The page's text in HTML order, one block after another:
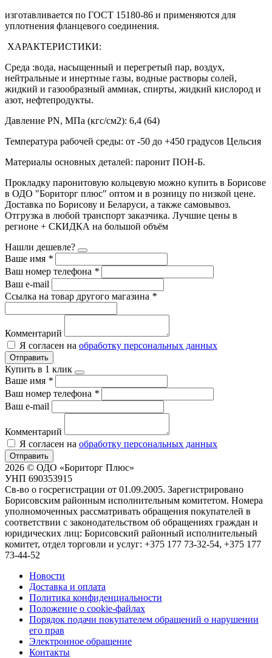
изготавливается по ГОСТ 15180-86 и применяются для
уплотнения фланцевого соединения.
ХАРАКТЕРИСТИКИ:
Среда :вода, насыщенный и перегретый пар, воздух,
нейтральные и инертные газы, водные растворы солей,
жидкий и газообразный аммиак, спирты, жидкий кислород и
азот, нефтепродукты.
Давление PN, МПа (кгс/см2): 6,4 (64)
Температура рабочей среды: от -50 до +450 градусов Цельсия
Материалы основных деталей: паронит ПОН-Б.
Прокладку паронитовую кольцевую можно купить в Борисове
в ОДО "Бориторг плюс" оптом и в розницу по низкой цене.
Доставка по Борисову и Беларуси, а также самовывоз.
Отгрузка в любой транспорт заказчика. Лучшие цены в
регионе + СКИДКА на большой объём
Нашли дешевле?
Ваше имя *
Ваш номер телефона *
Ваш e-mail
Ссылка на товар другого магазина *
Комментарий
Я согласен на обработку персональных данных
Отправить
Купить в 1 клик
Ваше имя *
Ваш номер телефона *
Ваш e-mail
Комментарий
Я согласен на обработку персональных данных
Отправить
2026 © ОДО «Бориторг Плюс»
УНП 690353915
Св-во о госрегистрации от 01.09.2005. Зарегистрировано
Борисовским районным исполнительным комитетом. Номера
уполномоченных рассматривать обращения покупателей в
соответствии с законодательством об обращениях граждан и
юридических лиц: Борисовский районный исполнительный
комитет, отдел торговли и услуг: +375 177 73-32-54, +375 177
73-44-52
Новости
Доставка и оплата
Политика конфиденциальности
Положение о cookie-файлах
Порядок подачи покупателем обращений о нарушении
его прав
Электронное обращение
Контакты